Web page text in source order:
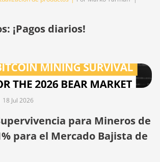
¡Pagos diarios!
18 Jul 2026
para Mineros de
para el Mercado Bajista de